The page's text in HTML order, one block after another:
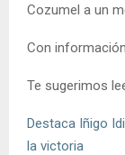
Cozumel a un
Con
Te sugerimos
Destaca Iñigo
la victoria